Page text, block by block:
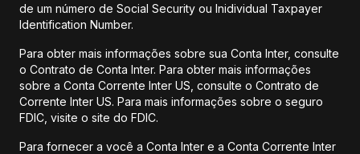
de um número de Social Security ou Inidividual Taxpayer
Identification Number.
Para obter mais informações sobre sua Conta Inter, consulte
o Contrato de Conta Inter. Para obter mais informações
sobre a Conta Corrente Inter US, consulte o Contrato de
Corrente Inter US. Para mais informações sobre o seguro
FDIC, visite o site do FDIC.
Para fornecer a você a Conta Inter e a Conta Corrente Inter